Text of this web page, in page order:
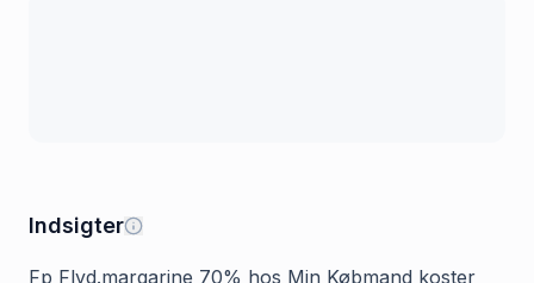
Indsigter
Fp Flyd.margarine 70% hos Min Købmand koster